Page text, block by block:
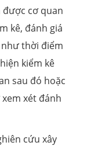
cơ quan
kê, đánh giá
thời điểm
kiểm kê
sau đó hoặc
xét đánh
cứu xây